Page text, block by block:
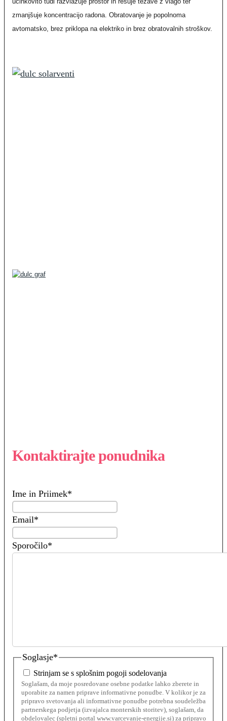
zmanjšuje koncentracijo radona. Obratovanje je popolnoma
avtomatsko, brez priklopa na elektriko in brez obratovalnih stroškov.
Kontaktirajte ponudnika
Ime in Priimek*
Email*
Sporočilo*
Soglasje*
Strinjam se s splošnim pogoji sodelovanja
Soglašam, da moje posredovane osebne podatke lahko zberete in
uporabite za namen priprave informativne ponudbe. V kolikor je za
pripravo svetovanja ali informativne ponudbe potrebna soudeležba
partnerskega podjetja (izvajalca monterskih storitev), soglašam, da
obdelovalec (spletni portal www.varcevanje-energije.si) za pripravo